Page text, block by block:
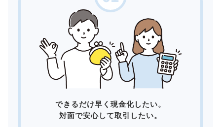
できるだけ早く現金化したい。
対面で安心して取引したい。